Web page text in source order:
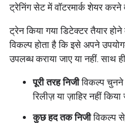
ट्रेनिंग सेट में वॉटरमार्क शेयर
ट्रेन किया गया डिटेक्टर तैयार
विकल्प होता है कि इसे अपने
उपलब्ध कराया जाए या नहीं. साथ
पूरी तरह निजीविकल्प चुनने
रिलीज़ या ज़ाहिर नहीं किया
कुछ हद तक निजीविकल्प से,